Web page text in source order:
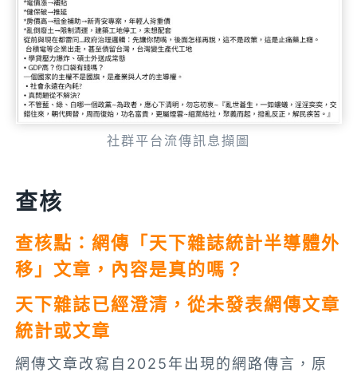
社群平台流傳訊息擷圖
查核
查核點：網傳「天下雜誌統計半導體外
移」文章，內容是真的嗎？
天下雜誌已經澄清，從未發表網傳文章
統計或文章
網傳文章改寫自2025年出現的網路傳言，原